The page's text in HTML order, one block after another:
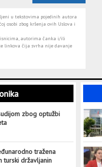
u tekstovima pojedinih autora
osobi zbog kršenja ovih Uslova i
autorima čanka i/ili
linkova čija svrha nije davanje
zbog optužbi
tražena
turski državljanin